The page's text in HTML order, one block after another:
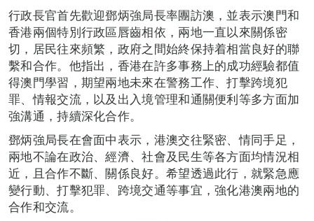
行政長官首先歡迎鄧炳強局長率團訪澳，並表示澳門和
香港兩個特別行政區唇齒相依，兩地一直以來關係密
切，居民往來頻繁，政府之間始終保持着相當良好的聯
繫和合作。他指出，香港在許多事務上的成功經驗都值
得澳門學習，期望兩地未來在警務工作、打擊跨境犯
罪、情報交流，以及出入境管理和通關便利等多方面加
強溝通，持續深化合作。
鄧炳強局長在會面中表示，港澳交往緊密、情同手足，
兩地不論在政治、經濟、社會及民生等各方面均情況相
近，且合作不斷、關係良好。希望透過此行，就緊急應
變行動、打擊犯罪、跨境交通等事宜，強化港澳兩地的
合作和交流。